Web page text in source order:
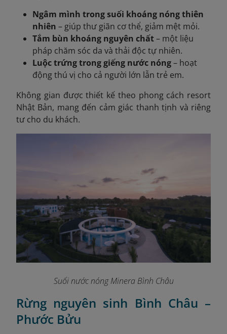
Ngâm mình trong suối khoáng nóng thiên
nhiên – giúp thư giãn cơ thể, giảm mệt mỏi.
Tắm bùn khoáng nguyên chất– một liệu
pháp chăm sóc da và thải độc tự nhiên.
Luộc trứng trong giếng nước nóng– hoạt
động thú vị cho cả người lớn lẫn trẻ em.
Không gian được thiết kế theo phong cách resort
Nhật Bản, mang đến cảm giác thanh tịnh và riêng
tư cho du khách.
Suối nước nóng Minera Bình Châu
Rừng nguyên sinh Bình Châu –
Phước Bửu